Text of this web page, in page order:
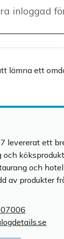
lämna ett
levererat ett
och
och
av produkter